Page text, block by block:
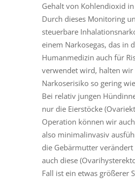
Gehalt von Kohlendioxid
Durch dieses Monitoring
steuerbare
einem Narkosegas, das in
Humanmedizin auch für
verwendet wird, halten wir
Narkoserisiko so gering
Bei relativ jungen
nur die Eierstöcke
Operation können wir
also minimalinvasiv
die Gebärmutter
auch diese
Fall ist ein etwas größerer